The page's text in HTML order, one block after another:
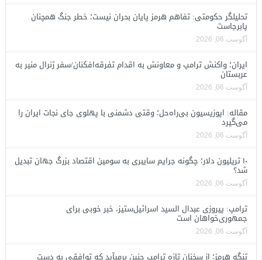
تحلیلگر حکومتی: تفاهم هرمز پایان بحران نیست؛ خطر جنگ همچنان
پابرجاست
آگوست 06, 2026
ایران؛ واکنش ترامپ و معاونش به اقدام تفرقه‌افکنان/سفر ژنرال منیر به
عربستان
آگوست 06, 2026
مقاله: اپوزیسیون بی‌راه‌حل؛ وقتی دشمنی با پهلوی جای نجات ایران را
می‌گیرد
آگوست 06, 2026
۱۰ تریلیون دلار؛ چگونه جرایم سایبری به سومین اقتصاد بزرگ جهان تبدیل
شد؟
آگوست 06, 2026
ترامپ: پیروزی عبدال السید اسرائیل‌ستیز، خبر خوبی برای
جمهوری‌خواهان است
آگوست 06, 2026
تنگه هرمز؛ از سخنان تازه ترامپ چنین برمیآید که توافقی به دست